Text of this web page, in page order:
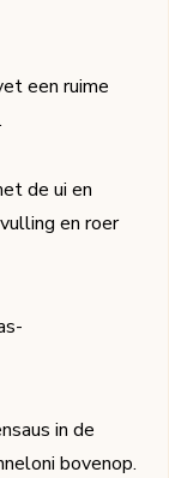
een ruime
de ui en
en roer
in de
bovenop.